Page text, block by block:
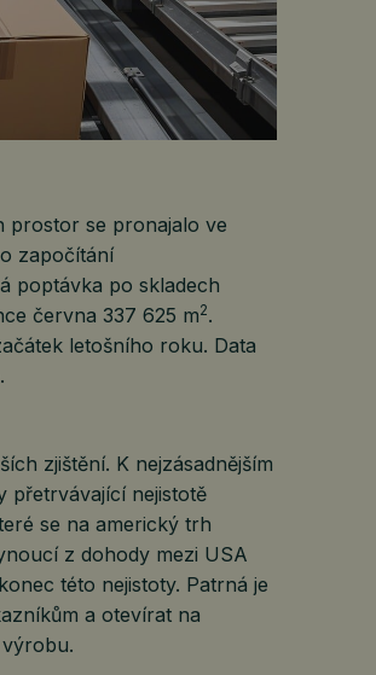
prostor se pronajalo ve
započítání
poptávka po skladech
června 337 625 m2.
letošního roku. Data
zjištění. K nejzásadnějším
přetrvávající nejistotě
se na americký trh
z dohody mezi USA
této nejistoty. Patrná je
a otevírat na